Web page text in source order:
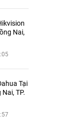
Nai,
Tại
TP.